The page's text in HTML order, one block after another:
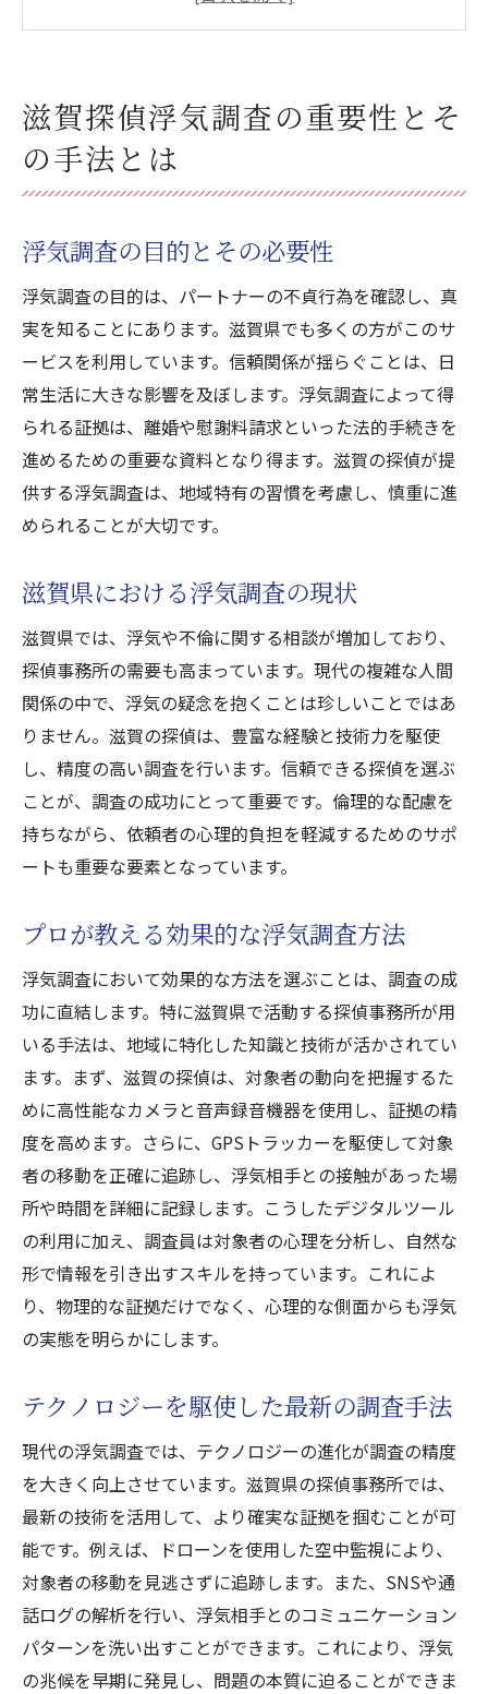
浮気調査を成功に導く滋賀県での宿泊選びのポ
イント
調査に適した宿泊施設の選び方
地元情報を活用した宿泊施設の選定
安全で安心な宿泊施設選びのコツ
宿泊施設での不審者対応策
効果的な調査を進めるための滋賀探偵活用術
探偵事務所とのコミュニケーション術
探偵の専門知識を最大限に活用する方法
調査報告書の読み解き方
探偵の秘密保持義務について理解する
探偵選びの決め手になるチェックポイント
滋賀クリスタル探偵事務所が語る浮気調査の法
的側面
浮気調査における法的制約とは
証拠収集における法的許容範囲
法的トラブルを避けるための注意点
裁判で活用できる証拠の種類
浮気調査とプライバシー保護のバランス
安心して依頼できる滋賀探偵の選び方と注意点
信頼できる探偵事務所の特徴
探偵事務所の実績を確認する方法
料金体系の透明性を確認する
口コミや評判の正しい見方
探偵に依頼する際の注意点
依頼者として知っておくべき義務と権利
滋賀県での浮気調査成功事例から学ぶ重要なポ
イント
成功事例に見る調査の流れ
証拠収集に成功した具体的手法
浮気調査の結果活用法
依頼者の満足度向上に繋がる施策
成功するための準備と心構え
滋賀探偵事務所が提供する浮気調査の新たなア
プローチ
最新技術を取り入れた調査方法
心理学を応用したアプローチ
浮気の兆候を見逃さないための方法
滋賀探偵浮気調査の重要性とそ
の手法とは
浮気調査の目的とその必要性
浮気調査の目的は、パートナーの不貞行為を確認し、真
実を知ることにあります。滋賀県でも多くの方がこのサ
ービスを利用しています。信頼関係が揺らぐことは、日
常生活に大きな影響を及ぼします。浮気調査によって得
られる証拠は、離婚や慰謝料請求といった法的手続きを
進めるための重要な資料となり得ます。滋賀の探偵が提
供する浮気調査は、地域特有の習慣を考慮し、慎重に進
められることが大切です。
滋賀県における浮気調査の現状
滋賀県では、浮気や不倫に関する相談が増加しており、
探偵事務所の需要も高まっています。現代の複雑な人間
関係の中で、浮気の疑念を抱くことは珍しいことではあ
りません。滋賀の探偵は、豊富な経験と技術力を駆使
し、精度の高い調査を行います。信頼できる探偵を選ぶ
ことが、調査の成功にとって重要です。倫理的な配慮を
持ちながら、依頼者の心理的負担を軽減するためのサポ
ートも重要な要素となっています。
プロが教える効果的な浮気調査方法
浮気調査において効果的な方法を選ぶことは、調査の成
功に直結します。特に滋賀県で活動する探偵事務所が用
いる手法は、地域に特化した知識と技術が活かされてい
ます。まず、滋賀の探偵は、対象者の動向を把握するた
めに高性能なカメラと音声録音機器を使用し、証拠の精
度を高めます。さらに、GPSトラッカーを駆使して対象
者の移動を正確に追跡し、浮気相手との接触があった場
所や時間を詳細に記録します。こうしたデジタルツール
の利用に加え、調査員は対象者の心理を分析し、自然な
形で情報を引き出すスキルを持っています。これによ
り、物理的な証拠だけでなく、心理的な側面からも浮気
の実態を明らかにします。
テクノロジーを駆使した最新の調査手法
現代の浮気調査では、テクノロジーの進化が調査の精度
を大きく向上させています。滋賀県の探偵事務所では、
最新の技術を活用して、より確実な証拠を掴むことが可
能です。例えば、ドローンを使用した空中監視により、
対象者の移動を見逃さずに追跡します。また、SNSや通
話ログの解析を行い、浮気相手とのコミュニケーション
パターンを洗い出すことができます。これにより、浮気
の兆候を早期に発見し、問題の本質に迫ることができま